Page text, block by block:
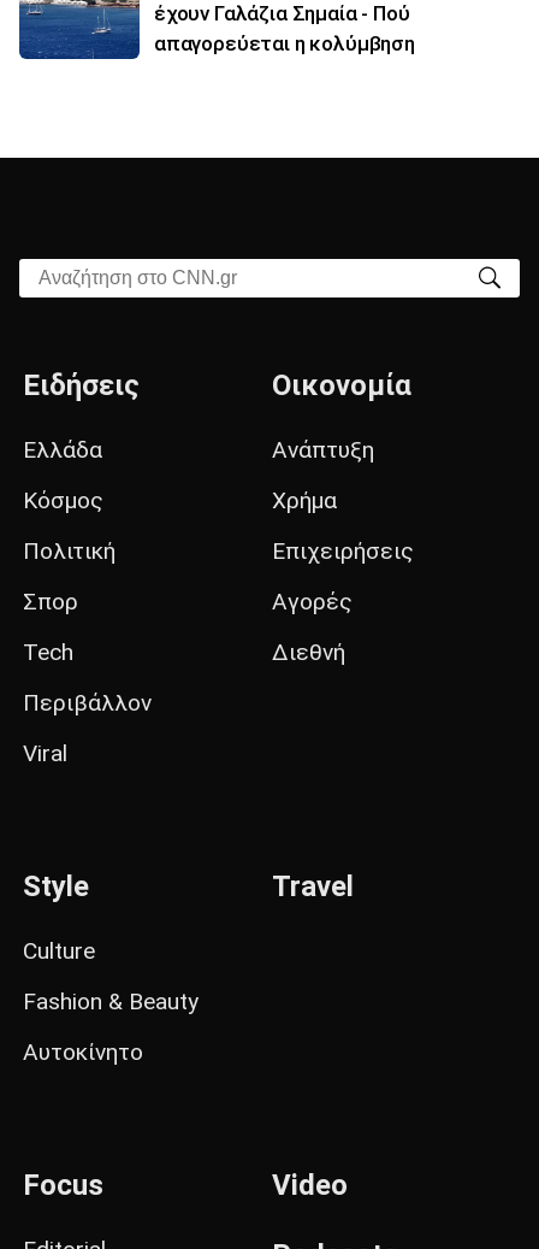
έχουν Γαλάζια Σημαία - Πού
απαγορεύεται η κολύμβηση
Αναζήτηση στο CNN.gr
Ειδήσεις
Ελλάδα
Κόσμος
Πολιτική
Σπορ
Tech
Περιβάλλον
Viral
Οικονομία
Ανάπτυξη
Χρήμα
Επιχειρήσεις
Αγορές
Διεθνή
Style
Culture
Fashion & Beauty
Αυτοκίνητο
Travel
Focus Video